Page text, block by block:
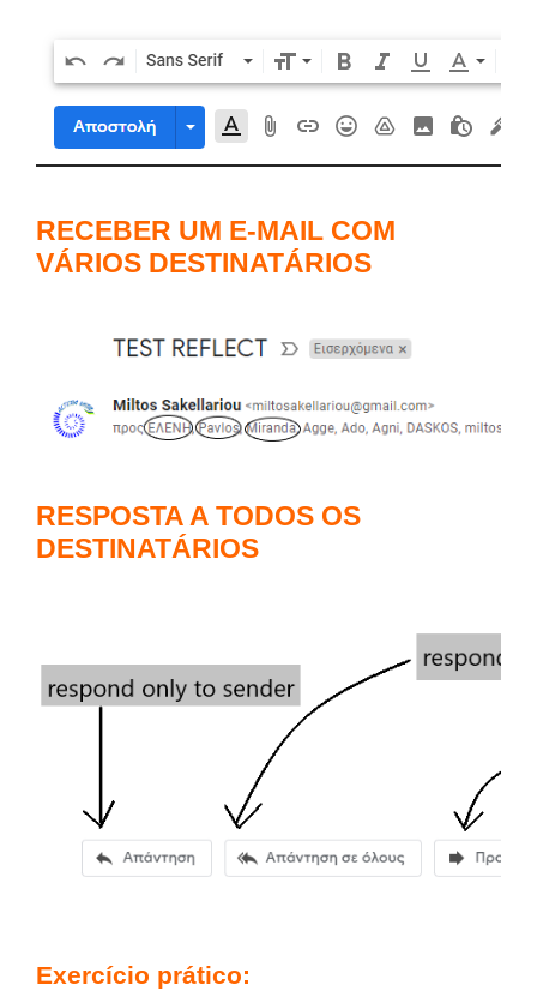
RECEBER UM E-MAIL COM
VÁRIOS DESTINATÁRIOS
RESPOSTA A TODOS OS
DESTINATÁRIOS
Exercício prático: